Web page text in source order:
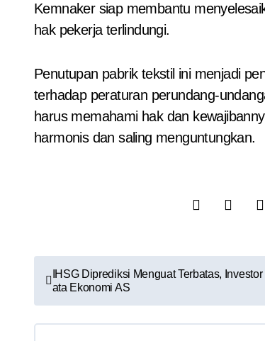
Kemnaker siap membantu
hak pekerja terlindungi.
Penutupan pabrik tekstil ini menjadi
terhadap peraturan perundang-
harus memahami hak dan
harmonis dan saling menguntungkan.
N
a
v
IHSG Diprediksi Menguat Terbatas,
ata Ekonomi AS